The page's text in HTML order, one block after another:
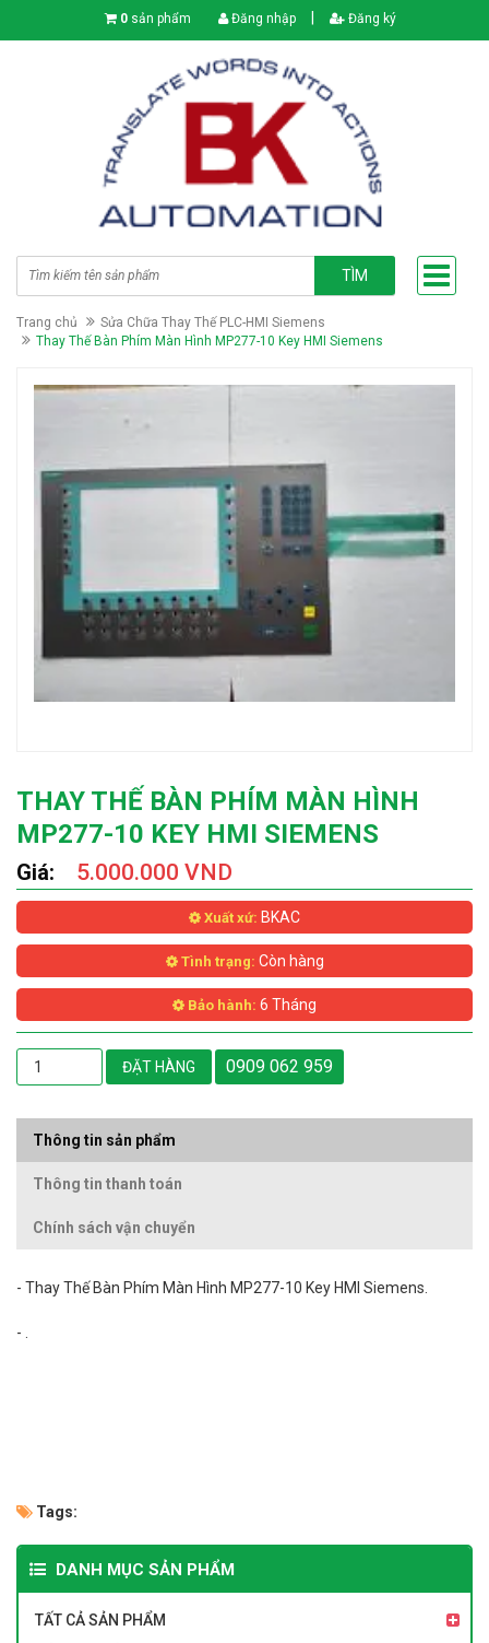
0 sản phẩm Đăng nhập Đăng ký
TÌM
Trang chủ
Sửa Chữa Thay Thế PLC-HMI Siemens
Thay Thế Bàn Phím Màn Hình MP277-10 Key HMI Siemens
THAY THẾ BÀN PHÍM MÀN HÌNH
MP277-10 KEY HMI SIEMENS
Giá: 5.000.000 VND
Xuất xứ: BKAC
Tình trạng: Còn hàng
Bảo hành: 6 Tháng
ĐẶT HÀNG 0909 062 959
Thông tin sản phẩm
Thông tin thanh toán
Chính sách vận chuyển
- Thay Thế Bàn Phím Màn Hình MP277-10 Key HMI Siemens.
- .
Tags:
DANH MỤC SẢN PHẨM
TẤT CẢ SẢN PHẨM